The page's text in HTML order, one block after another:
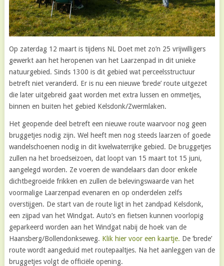
Op zaterdag 12 maart is tijdens NL Doet met zo’n 25 vrijwilligers
gewerkt aan het heropenen van het Laarzenpad in dit unieke
natuurgebied. Sinds 1300 is dit gebied wat perceelsstructuur
betreft niet veranderd. Er is nu een nieuwe ‘brede’ route uitgezet
die later uitgebreid gaat worden met extra lussen en ommetjes,
binnen en buiten het gebied Kelsdonk/Zwermlaken.
Het geopende deel betreft een nieuwe route waarvoor nog geen
bruggetjes nodig zijn. Wel heeft men nog steeds laarzen of goede
wandelschoenen nodig in dit kwelwaterrijke gebied. De bruggetjes
zullen na het broedseizoen, dat loopt van 15 maart tot 15 juni,
aangelegd worden. Ze voeren de wandelaars dan door enkele
dichtbegroeide frikken en zullen de belevingswaarde van het
voormalige Laarzenpad evenaren en op onderdelen zelfs
overstijgen. De start van de route ligt in het zandpad Kelsdonk,
een zijpad van het Windgat. Auto’s en fietsen kunnen voorlopig
geparkeerd worden aan het Windgat nabij de hoek van de
Haansberg/Bollendonkseweg. Klik hier voor een kaartje. De ‘brede’
route wordt aangeduid met routepaaltjes. Na het aanleggen van de
bruggetjes volgt de officiële opening.